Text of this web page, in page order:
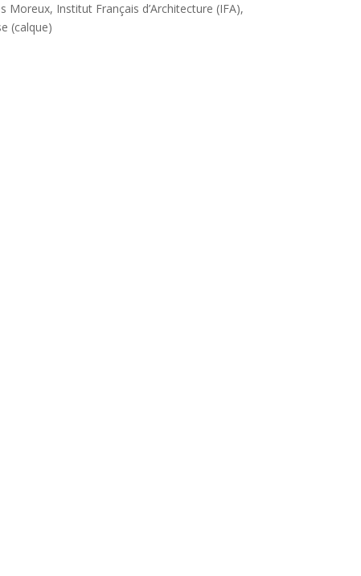
Moreux, Institut Français d’Architecture (IFA),
(calque)